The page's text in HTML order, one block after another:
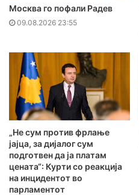
Москва го пофали Радев
09.08.2026 23:55
„Не сум против фрлање
јајца, за дијалог сум
подготвен да ја платам
цената“: Курти со реакција
на инцидентот во
парламентот